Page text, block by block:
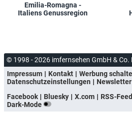
Emilia-Romagna -
Italiens Genussregion
© 1998 - 2026 imfernsehen GmbH & Co.
Impressum
Kontakt Werbung
Datenschutzeinstellungen
Newsletter
Facebook
Bluesky X.com RSS-Feed
Dark-Mode